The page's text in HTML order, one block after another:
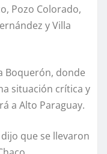
Pozo Colorado,
y Villa
Boquerón, donde
situación crítica y
a Alto Paraguay.
que se llevaron